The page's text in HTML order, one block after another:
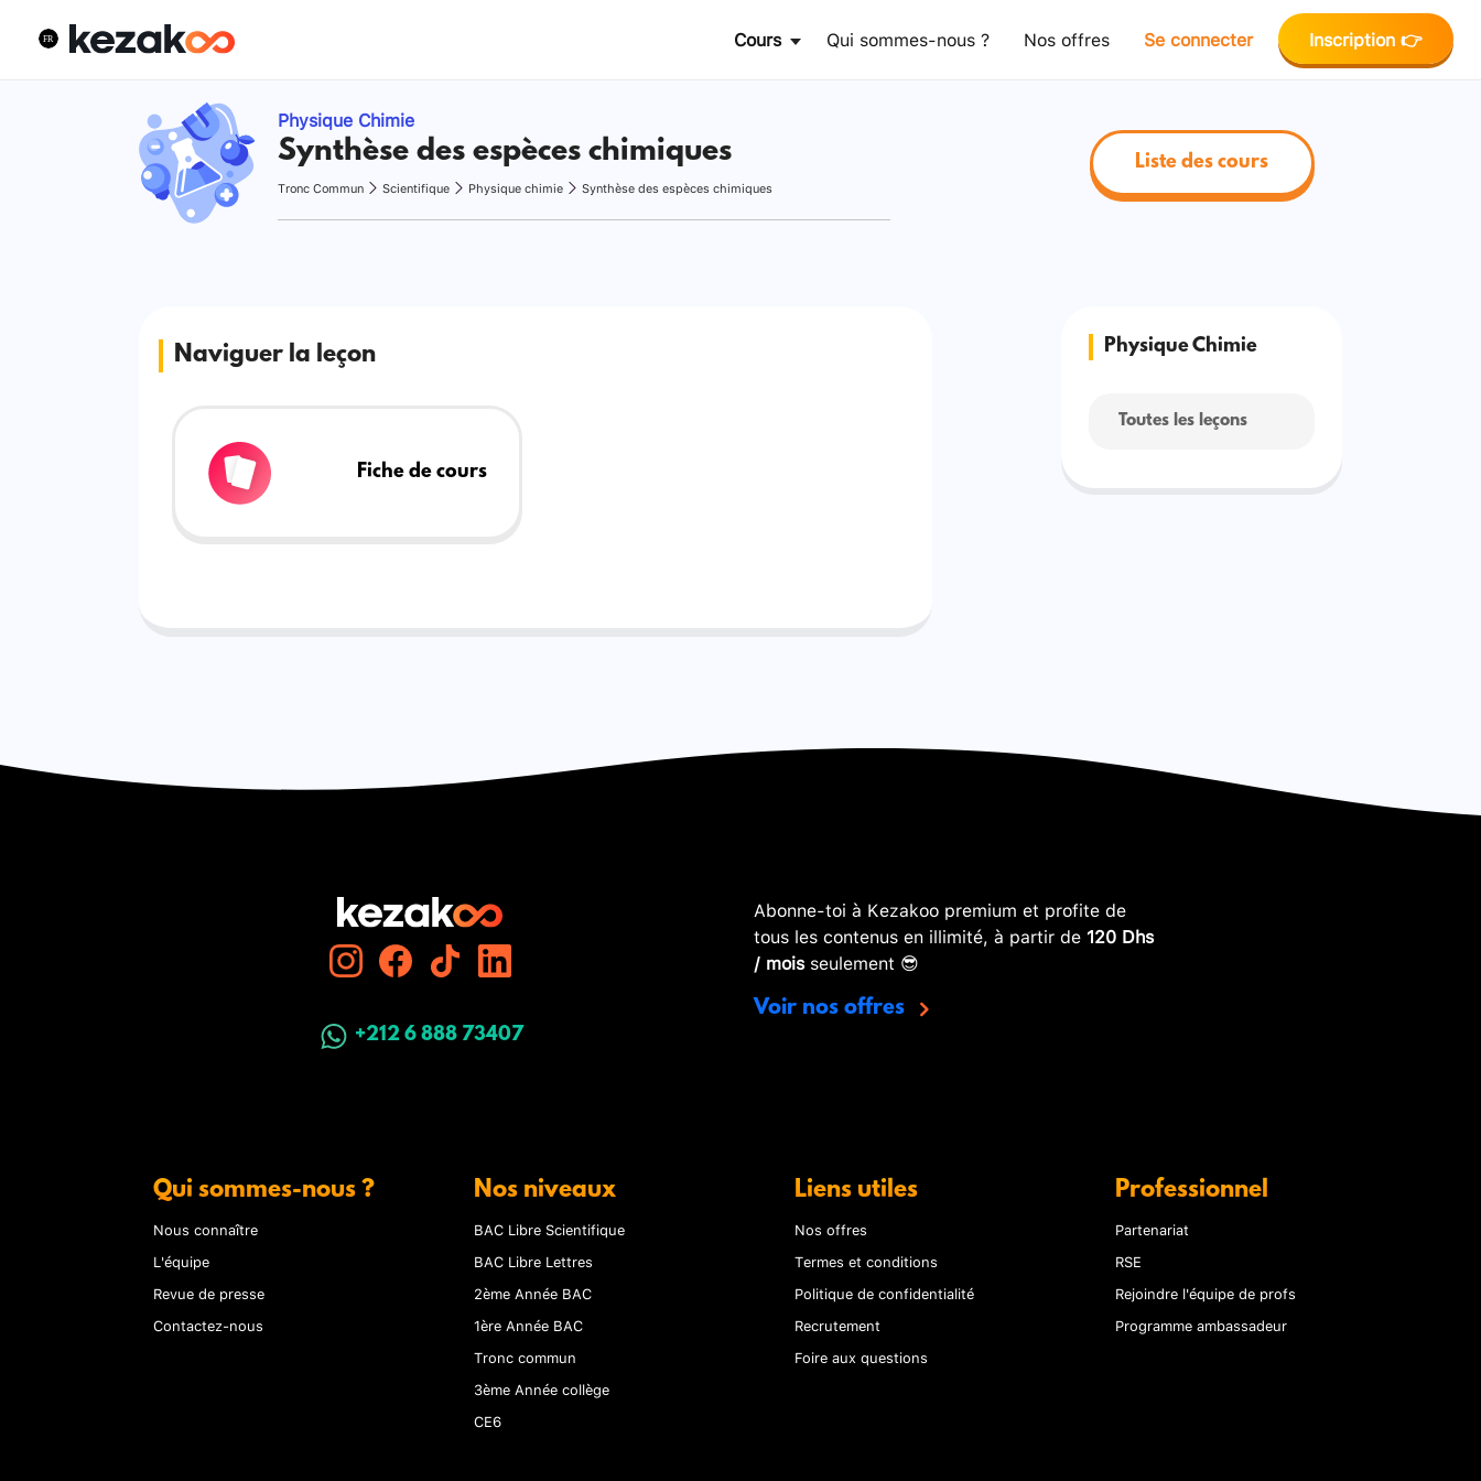
Cours Qui sommes-nous ? Nos offres Se connecter Inscription 👉
Physique Chimie
Synthèse des espèces chimiques
Tronc Commun Scientifique Physique chimie Synthèse des espèces chimiques
Liste des cours
Naviguer la leçon
Fiche de cours
Physique Chimie
Toutes les leçons
+212 6 888 73407
Abonne-toi à Kezakoo premium et profite de
tous les contenus en illimité, à partir de 120 Dhs
/ moisseulement 😎
Voir nos offres
Qui sommes-nous ?
Nous connaître
L'équipe
Revue de presse
Contactez-nous
Nos niveaux
BAC Libre Scientifique
BAC Libre Lettres
2ème Année BAC
1ère Année BAC
Tronc commun
3ème Année collège
CE6
Liens utiles
Nos offres
Termes et conditions
Politique de confidentialité
Recrutement
Foire aux questions
Professionnel
Partenariat
RSE
Rejoindre l'équipe de profs
Programme ambassadeur